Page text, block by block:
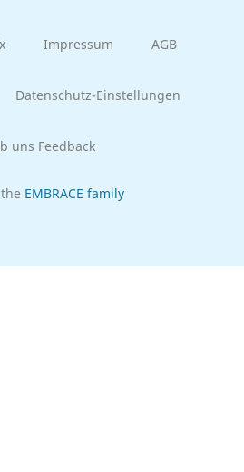
Impressum AGB
Datenschutz-Einstellungen
uns Feedback
EMBRACE family